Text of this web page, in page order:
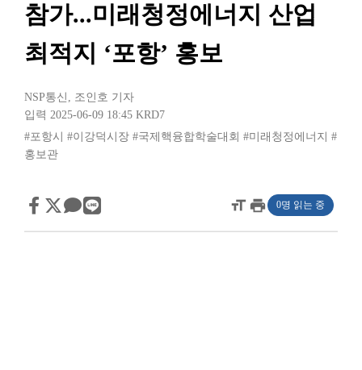
참가...미래청정에너지 산업
최적지 ‘포항’ 홍보
NSP통신 , 조인호 기자
입력 2025-06-09 18:45 KRD7
#포항시
#이강덕시장 #국제핵융합학술대회 #미래청정에너지 #
홍보관
format_sizeprint 0명 읽는 중